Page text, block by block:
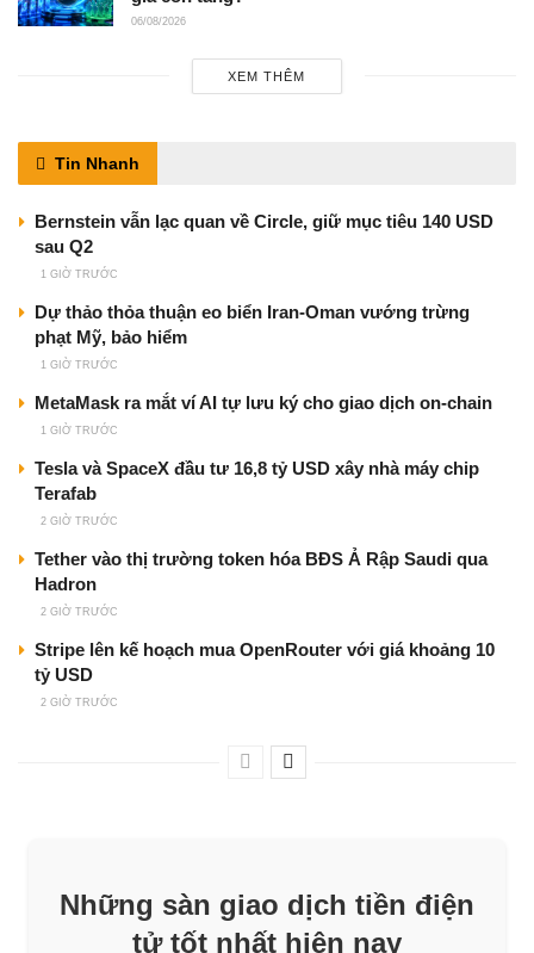
06/08/2026
XEM THÊM
Tin Nhanh
Bernstein vẫn lạc quan về Circle, giữ mục tiêu 140 USD
sau Q2
1 GIỜ TRƯỚC
Dự thảo thỏa thuận eo biển Iran-Oman vướng trừng
phạt Mỹ, bảo hiểm
1 GIỜ TRƯỚC
MetaMask ra mắt ví AI tự lưu ký cho giao dịch on-chain
1 GIỜ TRƯỚC
Tesla và SpaceX đầu tư 16,8 tỷ USD xây nhà máy chip
Terafab
2 GIỜ TRƯỚC
Tether vào thị trường token hóa BĐS Ả Rập Saudi qua
Hadron
2 GIỜ TRƯỚC
Stripe lên kế hoạch mua OpenRouter với giá khoảng 10
tỷ USD
2 GIỜ TRƯỚC
Những sàn giao dịch tiền điện
tử tốt nhất hiện nay